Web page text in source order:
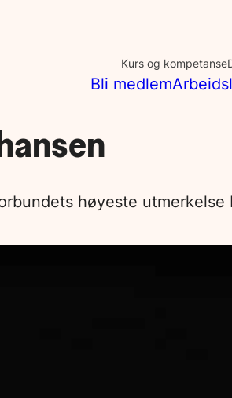
Bli medlem
Kurs og kompetanse
høyeste utmerkelse